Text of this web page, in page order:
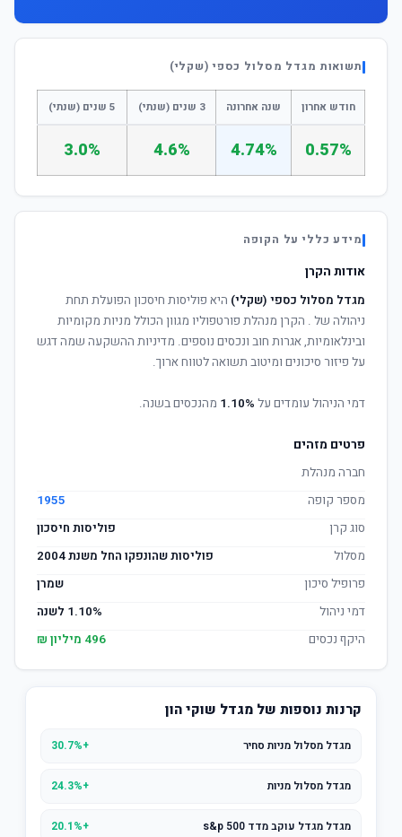
תשואות מגדל מסלול כספי (שקלי)
חודש אחרון שנה אחרונה 3 שנים (שנתי) 5 שנים (שנתי)
0.57%
4.74%
4.6%
3.0%
מידע כללי על הקופה
אודות הקרן
מגדל מסלול כספי (שקלי) היא פוליסות חיסכון הפועלת תחת
ניהולה של . הקרן מנהלת פורטפוליו מגוון הכולל מניות מקומיות
ובינלאומיות, אגרות חוב ונכסים נוספים. מדיניות ההשקעה שמה דגש
על פיזור סיכונים ומיטוב תשואה לטווח ארוך.
דמי הניהול עומדים על 1.10% מהנכסים בשנה.
פרטים מזהים
חברה מנהלת
מספר קופה
1955
סוג קרן
פוליסות חיסכון
מסלול
פוליסות שהונפקו החל משנת 2004
פרופיל סיכון
שמרן
דמי ניהול
1.10% לשנה
היקף נכסים
496 מיליון ₪
קרנות נוספות של מגדל שוקי הון
מגדל מסלול מניות סחיר +30.7%
מגדל מסלול מניות +24.3%
מגדל מגדל עוקב מדד s&p 500 +20.1%